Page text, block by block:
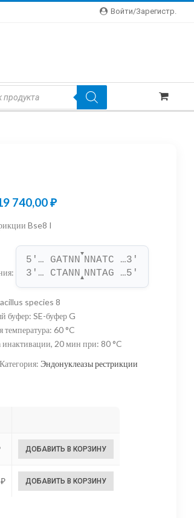
Войти/зарегистр.
740,00₽Диапазон
935,00 ₽
–
19
740,00 ₽
Bse8 I
:
5'… GATNN
▼
NNATC …3'
3'… CTANN ▲NNTAG …5'
species 8
буфер:SE-буфер G
температура:60 °C
инактивации, 20 мин при:80 °C
Категория:Эндонуклеазы рестрикции
ДОБАВИТЬ В КОРЗИНУ
₽ ДОБАВИТЬ В КОРЗИНУ